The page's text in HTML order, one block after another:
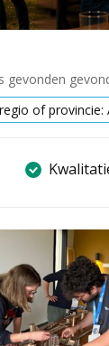
gevonden
of provincie: